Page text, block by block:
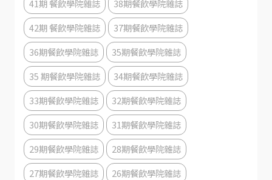
41期 餐飲學院雜誌
38期餐飲學院雜誌
42期 餐飲學院雜誌
37期餐飲學院雜誌
36期餐飲學院雜誌
35期餐飲學院雜誌
35 期餐飲學院雜誌
34期餐飲學院雜誌
33期餐飲學院雜誌
32期餐飲學院雜誌
30期餐飲學院雜誌
31期餐飲學院雜誌
29期餐飲學院雜誌
28期餐飲學院雜誌
27期餐飲學院雜誌
26期餐飲學院雜誌